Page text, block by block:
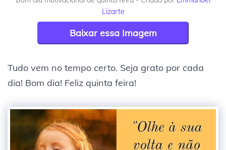
Lizarte
Baixar essa Imagem
Tudo vem no tempo certo. Seja grato por cada
dia! Bom dia! Feliz quinta feira!